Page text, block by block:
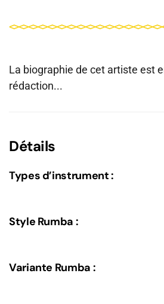
La biographie de cet artiste est
rédaction...
Détails
Types d’instrument :
Style Rumba :
Variante Rumba :